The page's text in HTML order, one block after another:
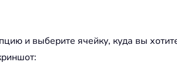
и выберите ячейку, куда вы